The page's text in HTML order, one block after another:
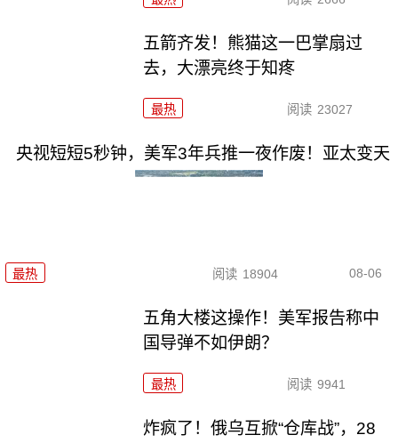
五箭齐发！熊猫这一巴掌扇过
去，大漂亮终于知疼
最热 阅读 23027
央视短短5秒钟，美军3年兵推一夜作废！亚太变天
最热 阅读 18904 08-06
五角大楼这操作！美军报告称中
国导弹不如伊朗？
最热 阅读 9941
炸疯了！俄乌互掀“仓库战”，28